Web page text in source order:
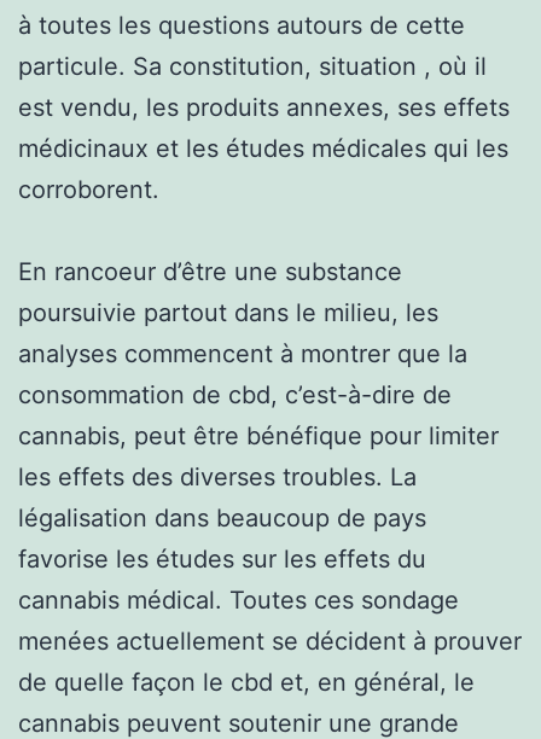
à toutes les questions autours de cette
particule. Sa constitution, situation , où il
est vendu, les produits annexes, ses effets
médicinaux et les études médicales qui les
corroborent.
En rancoeur d’être une substance
poursuivie partout dans le milieu, les
analyses commencent à montrer que la
consommation de cbd, c’est-à-dire de
cannabis, peut être bénéfique pour limiter
les effets des diverses troubles. La
légalisation dans beaucoup de pays
favorise les études sur les effets du
cannabis médical. Toutes ces sondage
menées actuellement se décident à prouver
de quelle façon le cbd et, en général, le
cannabis peuvent soutenir une grande